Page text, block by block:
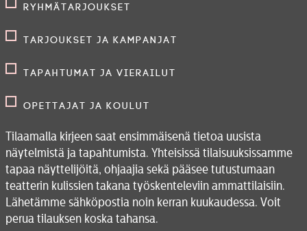
Ryhmätarjoukset
Tarjoukset ja kampanjat
Tapahtumat ja vierailut
Opettajat ja koulut
Tilaamalla kirjeen saat ensimmäisenä tietoa uusista
näytelmistä ja tapahtumista. Yhteisissä tilaisuuksissamme
tapaa näyttelijöitä, ohjaajia sekä pääsee tutustumaan
teatterin kulissien takana työskenteleviin ammattilaisiin.
Lähetämme sähköpostia noin kerran kuukaudessa. Voit
perua tilauksen koska tahansa.